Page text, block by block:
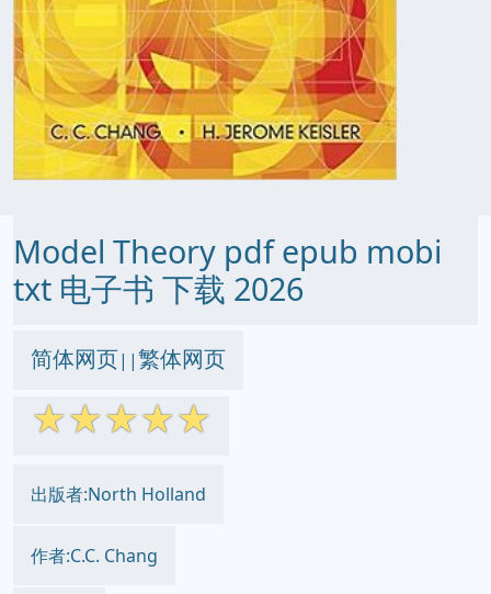
Model Theory pdf epub mobi
txt 电子书 下载 2026
简体网页||繁体网页
☆☆☆☆☆
出版者:North Holland
作者:C.C. Chang